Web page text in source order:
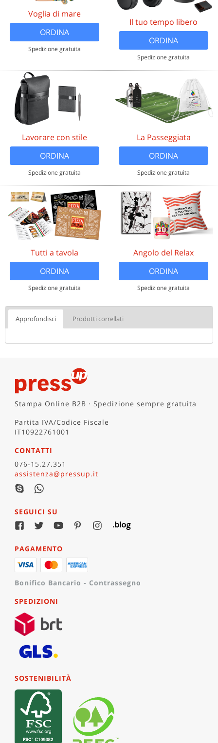
Voglia di mare
ORDINA
Spedizione gratuita
Il tuo tempo libero
ORDINA
Spedizione gratuita
Lavorare con stile
ORDINA
Spedizione gratuita
La Passeggiata
ORDINA
Spedizione gratuita
Tutti a tavola
ORDINA
Spedizione gratuita
Angolo del Relax
ORDINA
Spedizione gratuita
Approfondisci Prodotti correllati
Stampa Online B2B · Spedizione sempre gratuita
Partita IVA/Codice Fiscale
IT10922761001
CONTATTI
076-15.27.351
assistenza@pressup.it
SEGUICI SU
PAGAMENTO
Bonifico Bancario - Contrassegno
SPEDIZIONI
SOSTENIBILITÀ